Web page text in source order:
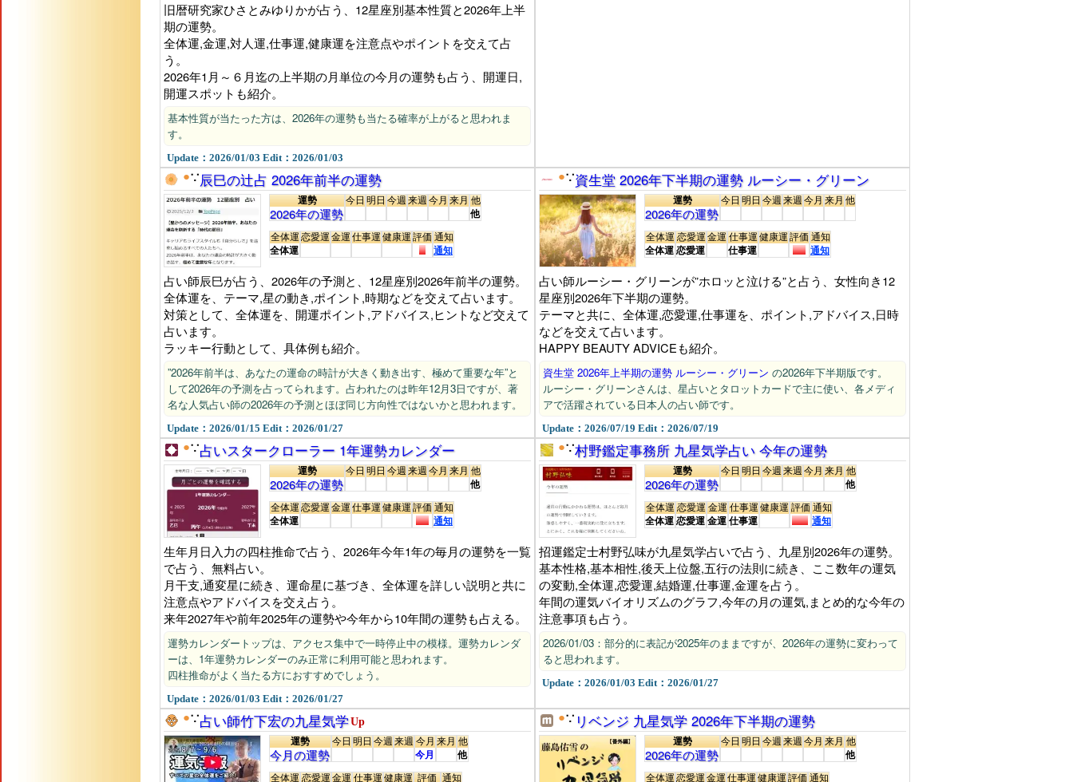
旧暦研究家ひさとみゆりかが占う、12星座別基本性質と2026年上半
期の運勢。
全体運,金運,対人運,仕事運,健康運を注意点やポイントを交えて占
う。
2026年1月～６月迄の上半期の月単位の今月の運勢も占う、開運日,
開運スポットも紹介。
基本性質が当たった方は、2026年の運勢も当たる確率が上がると思われま
す。
Update：2026/01/03 Edit：2026/01/03
●∵辰巳の辻占 2026年前半の運勢
運勢
2026年の運勢
今日明日今週来週今月来月他
他
全体運
全体運
恋愛運金運仕事運健康運評価通知
通知
占い師辰巳が占う、2026年の予測と、12星座別2026年前半の運勢。
全体運を、テーマ,星の動き,ポイント,時期などを交えて占います。
対策として、全体運を、開運ポイント,アドバイス,ヒントなど交えて
占います。
ラッキー行動として、具体例も紹介。
”2026年前半は、あなたの運命の時計が大きく動き出す、極めて重要な年”と
して2026年の予測を占ってられます。占われたのは昨年12月3日ですが、著
名な人気占い師の2026年の予測とほぼ同じ方向性ではないかと思われます。
Update：2026/01/15 Edit：2026/01/27
●∵資生堂 2026年下半期の運勢 ルーシー・グリーン
運勢
2026年の運勢
今日明日今週来週今月来月他
全体運
全体運
恋愛運
恋愛運
金運仕事運
仕事運
健康運評価通知
通知
占い師ルーシー・グリーンが”ホロッと泣ける”と占う、女性向き12
星座別2026年下半期の運勢。
テーマと共に、全体運,恋愛運,仕事運を、ポイント,アドバイス,日時
などを交えて占います。
HAPPY BEAUTY ADVICEも紹介。
資生堂 2026年上半期の運勢 ルーシー・グリーン の2026年下半期版です。
ルーシー・グリーンさんは、星占いとタロットカードで主に使い、各メディ
アで活躍されている日本人の占い師です。
Update：2026/07/19 Edit：2026/07/19
●∵占いスタークローラー 1年運勢カレンダー
運勢
2026年の運勢
今日明日今週来週今月来月他
他
全体運
全体運
恋愛運金運仕事運健康運評価通知
通知
生年月日入力の四柱推命で占う、2026年今年1年の毎月の運勢を一覧
で占う、無料占い。
月干支,通変星に続き、運命星に基づき、全体運を詳しい説明と共に
注意点やアドバイスを交え占う。
来年2027年や前年2025年の運勢や今年から10年間の運勢も占える。
運勢カレンダートップは、アクセス集中で一時停止中の模様。運勢カレンダ
ーは、1年運勢カレンダーのみ正常に利用可能と思われます。
四柱推命がよく当たる方におすすめでしょう。
Update：2026/01/03 Edit：2026/01/27
●∵村野鑑定事務所 九星気学占い 今年の運勢
運勢
2026年の運勢
今日明日今週来週今月来月他
他
全体運
全体運
恋愛運
恋愛運
金運
金運
仕事運
仕事運
健康運評価 通知
通知
招運鑑定士村野弘味が九星気学占いで占う、九星別2026年の運勢。
基本性格,基本相性,後天上位盤,五行の法則に続き、ここ数年の運気
の変動,全体運,恋愛運,結婚運,仕事運,金運を占う。
年間の運気バイオリズムのグラフ,今年の月の運気,まとめ的な今年の
注意事項も占う。
2026/01/03：部分的に表記が2025年のままですが、2026年の運勢に変わって
ると思われます。
Update：2026/01/03 Edit：2026/01/27
●∵占い師竹下宏の九星気学Up
運勢
今月の運勢
今日明日今週来週今月
今月
来月他
他
全体運 恋愛運金運仕事運健康運 評価 通知
●∵ リベンジ 九星気学 2026年下半期の運勢
運勢
2026年の運勢
今日明日今週来週今月来月他
他
全体運恋愛運金運仕事運健康運評価通知